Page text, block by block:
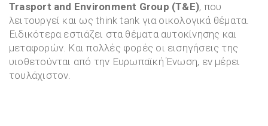
Trasport and Environment Group (T&E), που
λειτουργεί και ως think tank για οικολογικά θέματα.
Ειδικότερα εστιάζει στα θέματα αυτοκίνησης και
μεταφορών. Και πολλές φορές οι εισηγήσεις της
υιοθετούνται από την Ευρωπαϊκή Ένωση, εν μέρει
τουλάχιστον.